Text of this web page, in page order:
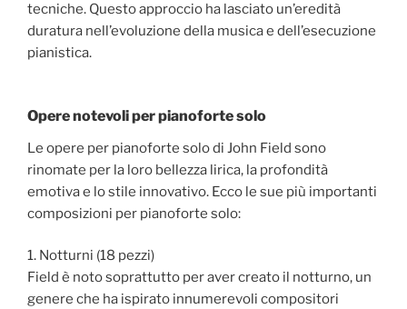
tecniche. Questo approccio ha lasciato un’eredità
duratura nell’evoluzione della musica e dell’esecuzione
pianistica.
Opere notevoli per pianoforte solo
Le opere per pianoforte solo di John Field sono
rinomate per la loro bellezza lirica, la profondità
emotiva e lo stile innovativo. Ecco le sue più importanti
composizioni per pianoforte solo:
1. Notturni (18 pezzi)
Field è noto soprattutto per aver creato il notturno, un
genere che ha ispirato innumerevoli compositori